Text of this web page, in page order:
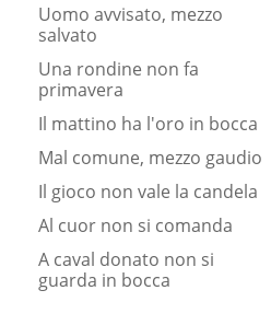
Uomo avvisato, mezzo
salvato
Una rondine non fa
primavera
Il mattino ha l'oro in bocca
Mal comune, mezzo gaudio
Il gioco non vale la candela
Al cuor non si comanda
A caval donato non si
guarda in bocca